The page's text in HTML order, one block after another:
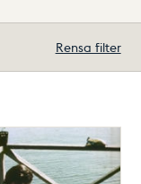
Rensa filter